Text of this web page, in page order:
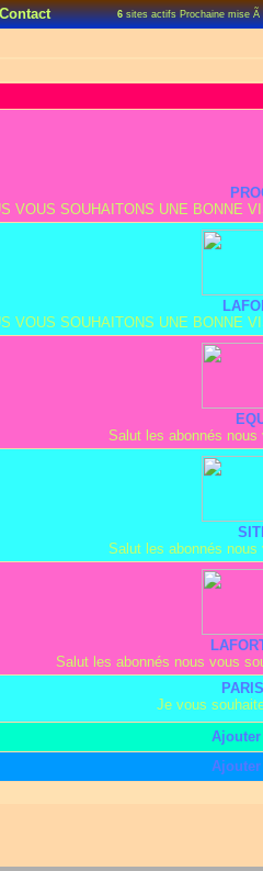
Contact 6sites actifs Prochaine mise
VOUS SOUHAITONS UNE BONNE
VOUS SOUHAITONS UNE BONNE
Salut les abonnés
Salut les abonnés
Salut les abonnés nous vous
Je vous